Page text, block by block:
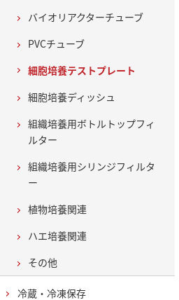
バイオリアクターチューブ
PVCチューブ
細胞培養テストプレート
細胞培養ディッシュ
組織培養用ボトルトップフィ
ルター
組織培養用シリンジフィルタ
ー
植物培養関連
ハエ培養関連
その他
冷蔵・冷凍保存